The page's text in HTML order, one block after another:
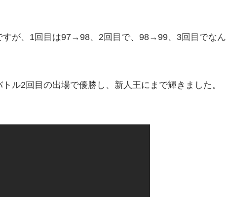
すが、1回目は97→98、2回目で、98→99、3回目でなん
ル2回目の出場で優勝し、新人王にまで輝きました。